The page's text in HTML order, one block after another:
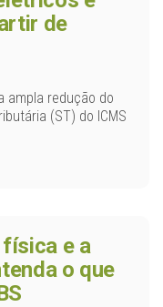
de
ampla redução do
(ST) do ICMS
e a
o que